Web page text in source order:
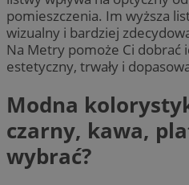
pomieszczenia. Im wyższa
wizualny i bardziej
Na Metry pomoże Ci dobrać
estetyczny, trwały i
Modna
czarny, kawa,
wybrać?